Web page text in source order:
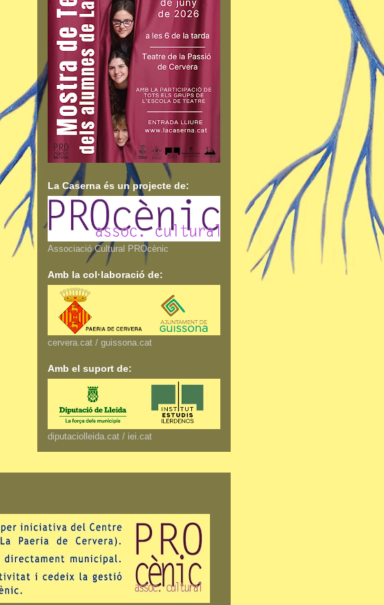
La Caserna és un projecte de:
Associació Cultural PROcènic
Amb la col·laboració de:
cervera.cat / guissona.cat
Amb el suport de:
diputaciolleida.cat / iei.cat